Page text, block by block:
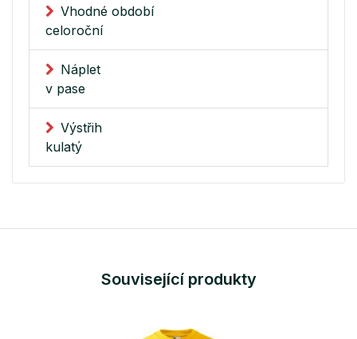
Vhodné období
celoroční
Náplet
v pase
Výstřih
kulatý
Související produkty